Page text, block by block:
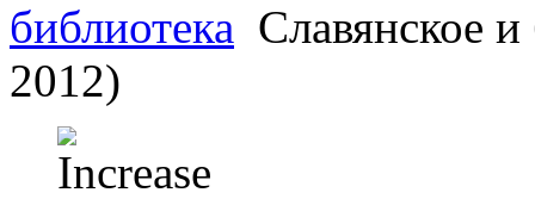
библиотека Славянское
2012)